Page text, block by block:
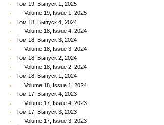
Том 19, Выпуск 1, 2025
Volume 19, Issue 1, 2025
Том 18, Выпуск 4, 2024
Volume 18, Issue 4, 2024
Том 18, Выпуск 3, 2024
Volume 18, Issue 3, 2024
Том 18, Выпуск 2, 2024
Volume 18, Issue 2, 2024
Том 18, Выпуск 1, 2024
Volume 18, Issue 1, 2024
Том 17, Выпуск 4, 2023
Volume 17, Issue 4, 2023
Том 17, Выпуск 3, 2023
Volume 17, Issue 3, 2023